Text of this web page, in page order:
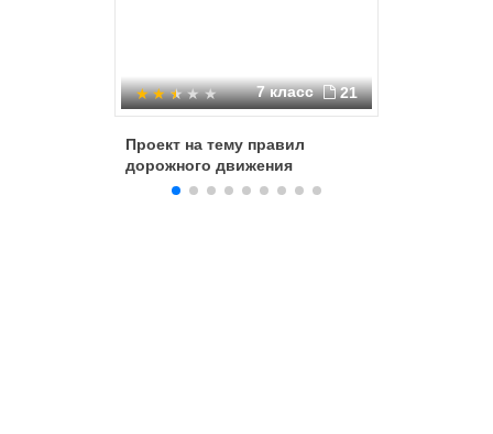
7 класс 21
Проект на тему правил
дорожного движения